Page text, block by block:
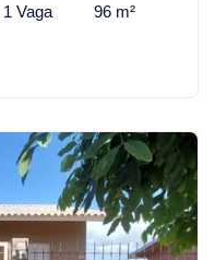
1 Vaga 96 m²